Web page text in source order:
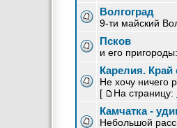
Волгоград
9-ти майский
Псков
и его
Карелия. Край
Не хочу ничего
[
На страницу:
Камчатка -
Небольшой